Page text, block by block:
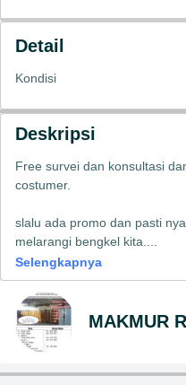
Detail
Kondisi
Deskripsi
Free survei dan konsultasi
costumer.
slalu ada promo dan pasti
melarangi bengkel kita.
Selengkapnya
MAKMUR